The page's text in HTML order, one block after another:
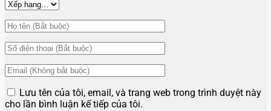
Lưu tên của tôi, email, và trang web trong trình duyệt này
cho lần bình luận kế tiếp của tôi.